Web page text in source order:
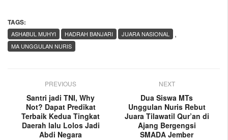
TAGS:
,
ASHABUL MUHYI HADRAH BANJARI
JUARA NASIONAL
MA UNGGULAN NURIS
PREVIOUS
Santri jadi TNI, Why
Not? Dapat Predikat
Terbaik Kedua Tingkat
Daerah lalu Lolos Jadi
Abdi Negara
NEXT
Dua Siswa MTs
Unggulan Nuris Rebut
Juara Tilawatil Qur’an di
Ajang Bergengsi
SMADA Jember